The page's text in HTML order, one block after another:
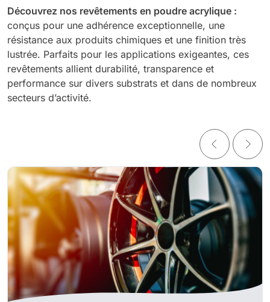
Découvrez nos revêtements en poudre acrylique :
conçus pour une adhérence exceptionnelle, une
résistance aux produits chimiques et une finition très
lustrée. Parfaits pour les applications exigeantes, ces
revêtements allient durabilité, transparence et
performance sur divers substrats et dans de nombreux
secteurs d’activité.